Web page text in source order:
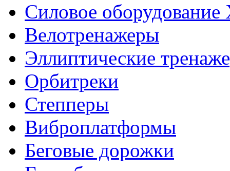
Силовое оборудование
Велотренажеры
Эллиптические
Орбитреки
Степперы
Виброплатформы
Беговые дорожки